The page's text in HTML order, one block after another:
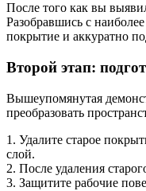
После того как вы
Разобравшись с
покрытие и аккуратно
Второй этап:
Вышеупомянутая
преобразовать
1. Удалите старое
слой.
2. После удаления
3. Защитите рабочие